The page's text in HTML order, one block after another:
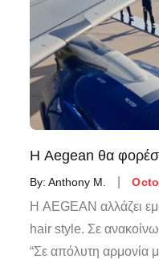
Η Aegean θα
By:Anthony M.
Η AEGEAN αλλάζει
hair style. Σε
“Σε απόλυτη αρμονία